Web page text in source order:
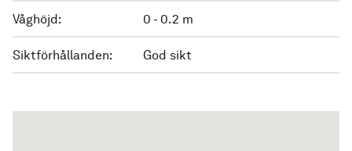
Våghöjd: 0 - 0.2 m
Siktförhållanden: God sikt